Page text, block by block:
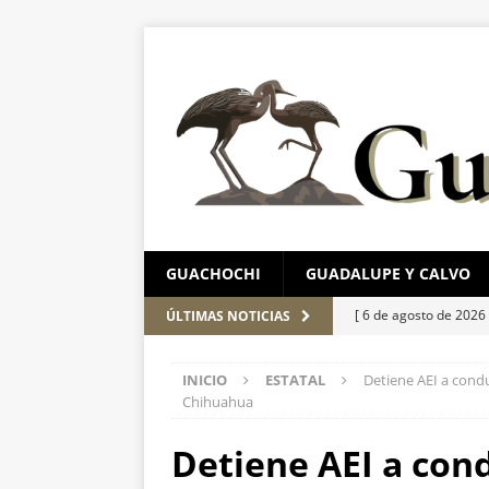
GUACHOCHI GUADALUPE Y CALVO
ÚLTIMAS NOTICIAS [ 6 de agosto de 2026
[ 6 de agosto de
[ 6 de agosto de 2026 ]
INICIO ESTATAL
Detiene AEI a
Chihuahua
Detiene AEI a